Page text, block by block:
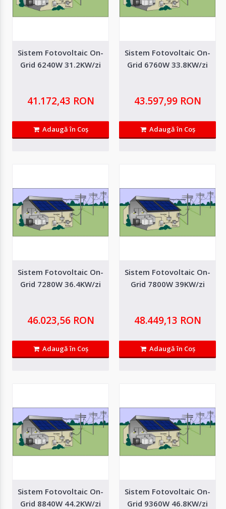
Sistem Fotovoltaic On-Grid 3420W 16.6KW/zi
27.427,55 RON
Productie medie zilnica 22.8KW Productie medie lunara 684kW Productie
medie anuala 8208Kw..
Adaugă in Wishlist
Compară produsul
Sistem Fotovoltaic On-
Grid 6240W 31.2KW/zi
41.172,43 RON
Adaugă în Coş
Sistem Fotovoltaic On-
Grid 6760W 33.8KW/zi
43.597,99 RON
Adaugă în Coş
Sistem Fotovoltaic On-
Grid 7280W 36.4KW/zi
46.023,56 RON
Adaugă în Coş
Sistem Fotovoltaic On-
Grid 7800W 39KW/zi
48.449,13 RON
Adaugă în Coş
Sistem Fotovoltaic On-
Grid 8840W 44.2KW/zi
Sistem Fotovoltaic On-
Grid 9360W 46.8KW/zi